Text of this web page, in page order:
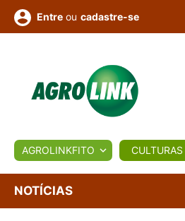
BIOLÓGICOS COTAÇÕES
Entre ou cadastre-se
AGROLINKFITO CULTURAS
NOTÍCIAS